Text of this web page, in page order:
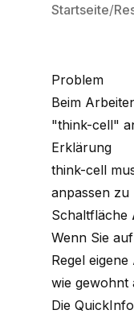
Startseite
Problem
Beim
"think-cell"
Erklärung
think-cell
anpassen zu
Schaltfläche
Wenn Sie
Regel
wie gewohnt
Die